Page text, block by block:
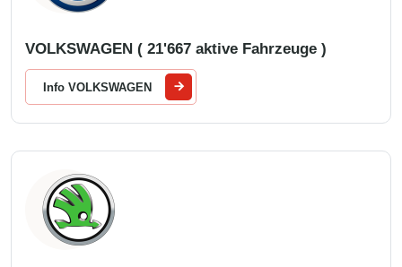
VOLKSWAGEN ( 21'667 aktive Fahrzeuge )
Info VOLKSWAGEN